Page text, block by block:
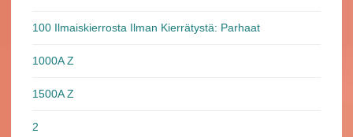
100 Ilmaiskierrosta Ilman Kierrätystä: Parhaat
1000A Z
1500A Z
2